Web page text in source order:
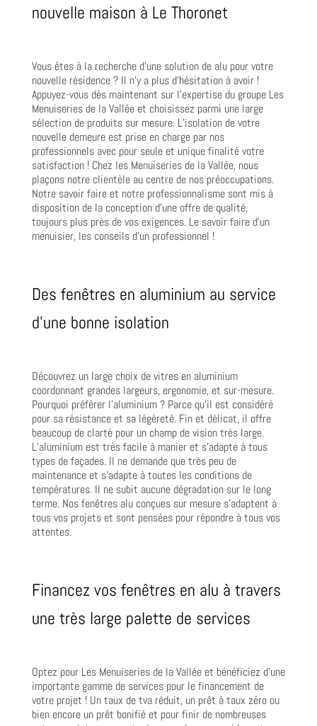
nouvelle maison à Le Thoronet
Vous êtes à la recherche d’une solution de alu pour votre
nouvelle résidence ? Il n’y a plus d’hésitation à avoir !
Appuyez-vous dès maintenant sur l’expertise du groupe Les
Menuiseries de la Vallée et choisissez parmi une large
sélection de produits sur mesure. L’isolation de votre
nouvelle demeure est prise en charge par nos
professionnels avec pour seule et unique finalité votre
satisfaction ! Chez les Menuiseries de la Vallée, nous
plaçons notre clientèle au centre de nos préoccupations.
Notre savoir faire et notre professionnalisme sont mis à
disposition de la conception d’une offre de qualité,
toujours plus près de vos exigences. Le savoir faire d’un
menuisier, les conseils d’un professionnel !
Des fenêtres en aluminium au service
d’une bonne isolation
Découvrez un large choix de vitres en aluminium
coordonnant grandes largeurs, ergonomie, et sur-mesure.
Pourquoi préférer l’aluminium ? Parce qu’il est considéré
pour sa résistance et sa légèreté. Fin et délicat, il offre
beaucoup de clarté pour un champ de vision très large.
L’aluminium est très facile à manier et s’adapte à tous
types de façades. Il ne demande que très peu de
maintenance et s’adapte à toutes les conditions de
températures. Il ne subit aucune dégradation sur le long
terme. Nos fenêtres alu conçues sur mesure s’adaptent à
tous vos projets et sont pensées pour répondre à tous vos
attentes.
Financez vos fenêtres en alu à travers
une très large palette de services
Optez pour Les Menuiseries de la Vallée et bénéficiez d’une
importante gamme de services pour le financement de
votre projet ! Un taux de tva réduit, un prêt à taux zéro ou
bien encore un prêt bonifié et pour finir de nombreuses